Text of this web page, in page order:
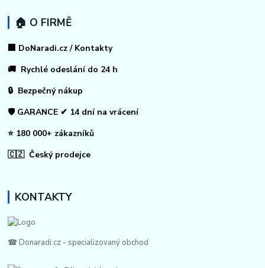
🏠 O FIRMĚ
🏢 DoNaradi.cz / Kontakty
🚚 Rychlé odeslání do 24 h
🔒 Bezpečný nákup
🛡️ GARANCE ✔ 14 dní na vrácení
⭐ 180 000+ zákazníků
🇨🇿 Český prodejce
KONTAKTY
☎ Donaradi.cz - specializovaný obchod